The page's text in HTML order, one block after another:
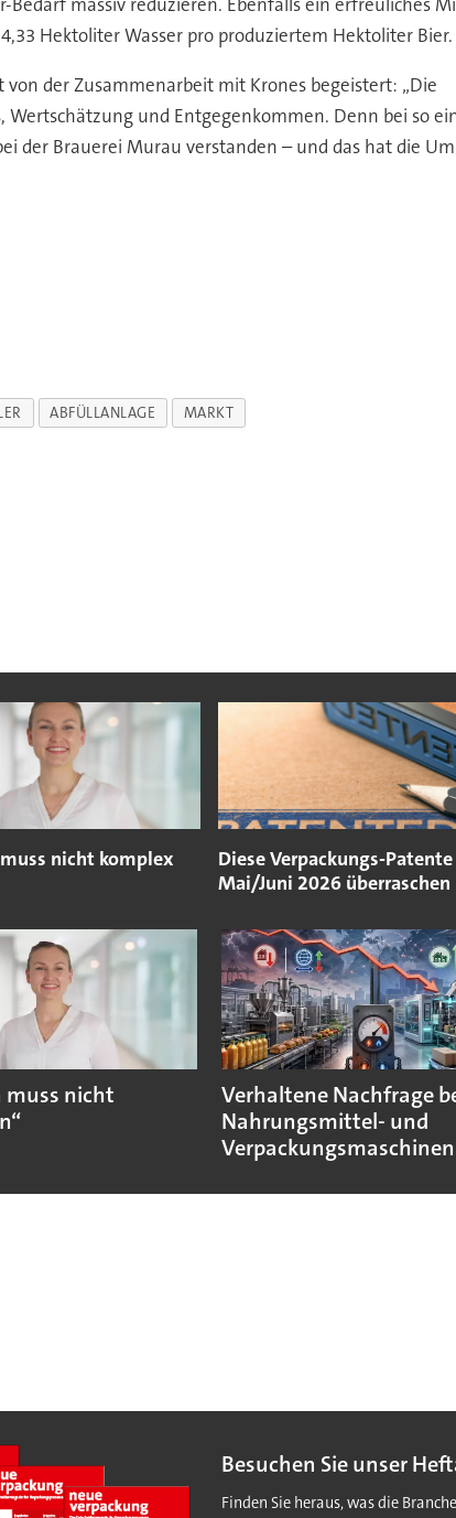
Hektoliter Wasser pro produziertem Hektoliter Bier.
der Zusammenarbeit mit Krones begeistert: „Die
und Entgegenkommen. Denn bei so
der Brauerei Murau verstanden – und das hat die
ABFÜLLANLAGE MARKT
nicht komplex
Diese Verpackungs-
Mai/Juni 2026 überraschen
nicht
Verhaltene Nachfrage
Nahrungsmittel- und
Verpackungsmaschinen
Besuchen Sie unser
Finden Sie heraus, was die